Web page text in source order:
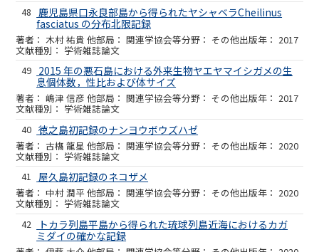
48
鹿児島県口永良部島から得られたヤシャベラCheilinus
fasciatus の分布北限記録
木村 祐貴 他 関連学協会等 その他 2017
学術雑誌論文
49 2015 年の悪石島における外来生物ヤエヤマイシガメの生
息個体数，性比および体サイズ
嶋津 信彦 他 関連学協会等 その他 2017
学術雑誌論文
40 徳之島初記録のナンヨウボウズハゼ
古𣘺 龍星 他 関連学協会等 その他 2020
学術雑誌論文
41 屋久島初記録のネコザメ
中村 潤平 他 関連学協会等 その他 2020
学術雑誌論文
42
トカラ列島平島から得られた琉球列島近海におけるカガ
ミダイの確かな記録